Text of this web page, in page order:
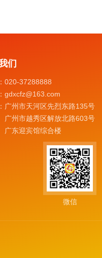
们
020-37288888
gdxcfz@163.com
广州市天河区先烈东路135号
广州市越秀区解放北路603号
广东迎宾馆综合楼
微信